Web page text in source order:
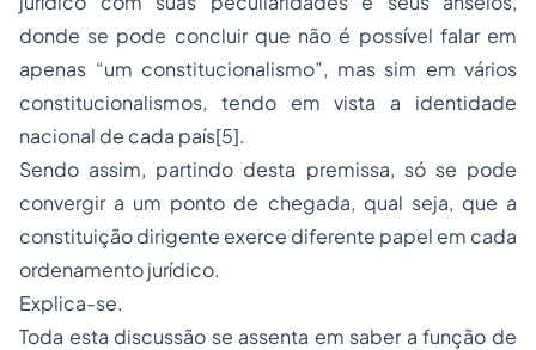
donde se pode concluir que não é possível falar em
apenas “um constitucionalismo”, mas sim em vários
constitucionalismos, tendo em vista a identidade
nacional de cada país[5].
Sendo assim, partindo desta premissa, só se pode
convergir a um ponto de chegada, qual seja, que a
constituição dirigente exerce diferente papel em cada
ordenamento jurídico.
Explica-se.
Toda esta discussão se assenta em saber a função de